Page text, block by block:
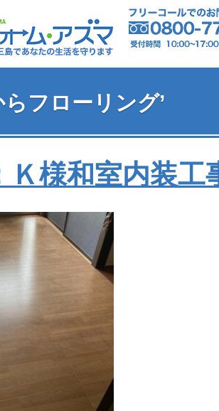
らフローリング’
Ｋ様和室内装工